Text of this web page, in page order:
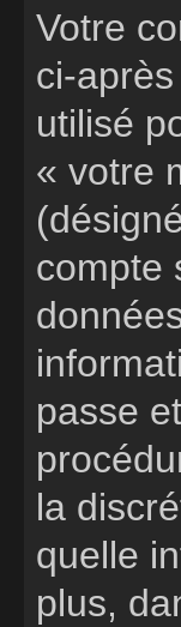
Votre
ci-
utilisé
« votre
compte
passe
la
quelle
plus,